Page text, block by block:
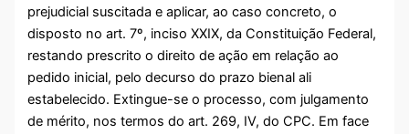
prejudicial suscitada e aplicar, ao caso concreto, o
disposto no art. 7º, inciso XXIX, da Constituição Federal,
restando prescrito o direito de ação em relação ao
pedido inicial, pelo decurso do prazo bienal ali
estabelecido. Extingue-se o processo, com julgamento
de mérito, nos termos do art. 269, IV, do CPC. Em face